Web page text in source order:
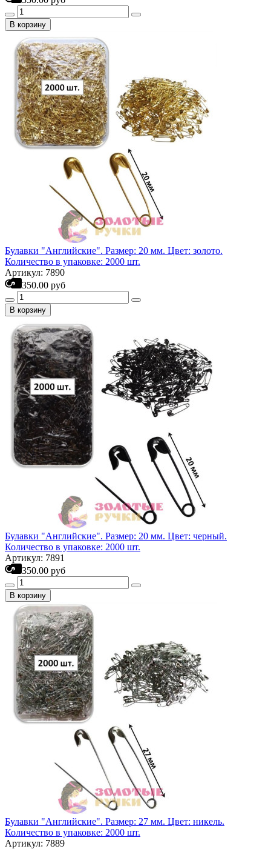
В корзину
Булавки "Английские". Размер: 20 мм. Цвет: золото.
Количество в упаковке: 2000 шт.
Артикул: 7890
350.00 руб
В корзину
Булавки "Английские". Размер: 20 мм. Цвет: черный.
Количество в упаковке: 2000 шт.
Артикул: 7891
350.00 руб
В корзину
Булавки "Английские". Размер: 27 мм. Цвет: никель.
Количество в упаковке: 2000 шт.
Артикул: 7889